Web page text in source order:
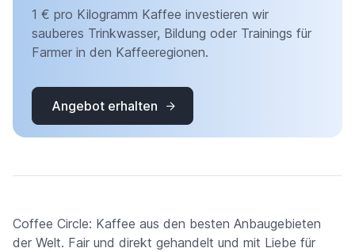
1 € pro Kilogramm Kaffee investieren wir
sauberes Trinkwasser, Bildung oder Trainings für
Farmer in den Kaffeeregionen.
Angebot erhalten
Coffee Circle: Kaffee aus den besten Anbaugebieten
der Welt. Fair und direkt gehandelt und mit Liebe für